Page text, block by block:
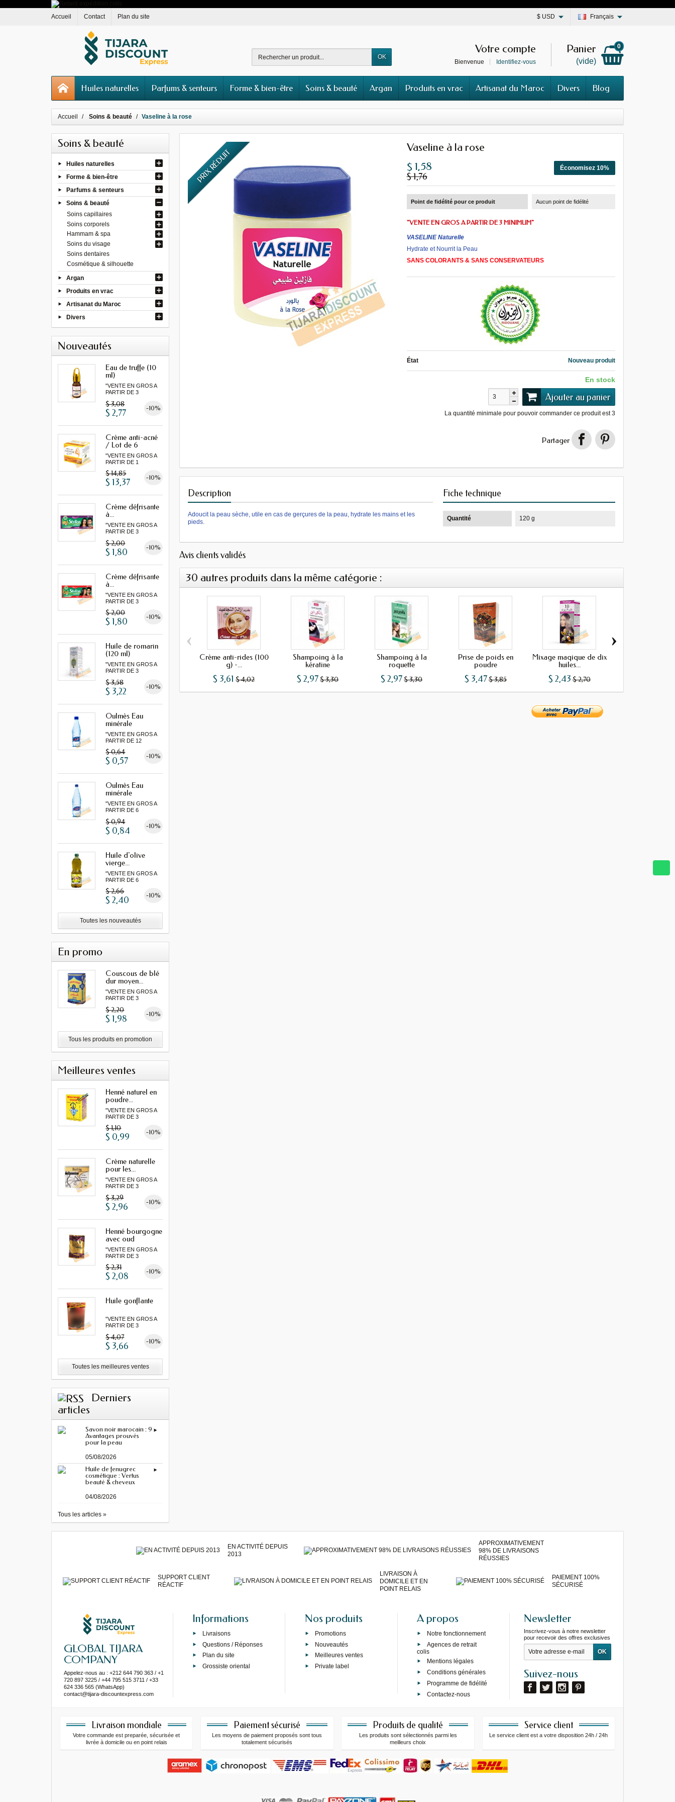
Accueil Contact Plan du site Français
$ USD
OK
Panier
(vide)
0
Votre compte
Bienvenue Identifiez-vous
Huiles naturelles Parfums & senteurs Forme & bien-être Soins & beauté Argan Produits en vrac Artisanat du Maroc Divers Blog
Accueil Soins & beauté Vaseline à la rose
Soins & beauté
Huiles naturelles
Forme & bien-être
Parfums & senteurs
Soins & beauté
Soins capillaires
Soins corporels
Hammam & spa
Soins du visage
Soins dentaires
Cosmétique & silhouette
Argan
Produits en vrac
Artisanat du Maroc
Divers
Nouveautés
Eau de truffe (10
ml)
"VENTE EN GROS A
PARTIR DE 3
$ 3,08 -10%
$ 2,77
Crème anti-acné
/ Lot de 6
"VENTE EN GROS A
PARTIR DE 1
$ 14,85 -10%
$ 13,37
Crème défrisante
à...
"VENTE EN GROS A
PARTIR DE 3
$ 2,00 -10%
$ 1,80
Crème défrisante
à...
"VENTE EN GROS A
PARTIR DE 3
$ 2,00 -10%
$ 1,80
Huile de romarin
(120 ml)
"VENTE EN GROS A
PARTIR DE 3
$ 3,58 -10%
$ 3,22
Oulmès Eau
minérale
gazeuse...
"VENTE EN GROS A
PARTIR DE 12
$ 0,64 -10%
$ 0,57
Oulmès Eau
minérale
gazeuse...
"VENTE EN GROS A
PARTIR DE 6
$ 0,94 -10%
$ 0,84
Huile d'olive
vierge...
"VENTE EN GROS A
PARTIR DE 6
$ 2,66 -10%
$ 2,40
Toutes les nouveautés
En promo
Couscous de blé
dur moyen...
"VENTE EN GROS A
PARTIR DE 3
$ 2,20 -10%
$ 1,98
Tous les produits en promotion
Meilleures ventes
Henné naturel en
poudre...
"VENTE EN GROS A
PARTIR DE 3
$ 1,10 -10%
$ 0,99
Crème naturelle
pour les...
"VENTE EN GROS A
PARTIR DE 3
$ 3,29 -10%
$ 2,96
Henné bourgogne
avec oud
"VENTE EN GROS A
PARTIR DE 3
$ 2,31 -10%
$ 2,08
Huile gonflante
"VENTE EN GROS A
PARTIR DE 3
$ 4,07 -10%
$ 3,66
Toutes les meilleures ventes
Derniers
articles
Savon noir marocain : 9
Avantages prouvés
pour la peau
05/08/2026
Huile de fenugrec
cosmétique : Vertus
beauté & cheveux
04/08/2026
Tous les articles »
PRIX RÉDUIT
Vaseline à la rose
Économisez 10%
$ 1,58
$ 1,76
Point de fidélité pour ce produit Aucun point de fidélité
"VENTE EN GROS A PARTIR DE 3 MINIMUM"
VASELINE Naturelle
Hydrate et Nourrit la Peau
SANS COLORANTS & SANS CONSERVATEURS
État Nouveau produit
En stock
Ajouter au panier
La quantité minimale pour pouvoir commander ce produit est3
Partager
Description
Adoucit la peau sèche, utile en cas de gerçures de la peau, hydrate les mains et les
pieds.
Fiche technique
Quantité 120 g
Avis clients validés
30 autres produits dans la même catégorie :
Crème anti-rides (100
g) -...
$ 3,61 $ 4,02
Shampoing à la
kératine
$ 2,97$ 3,30
Shampoing à la
roquette
$ 2,97$ 3,30
Prise de poids en
poudre
$ 3,47$ 3,85
Mixage maqique de dix
huiles...
$ 2,43 $ 2,70
‹ ›
EN ACTIVITÉ DEPUIS
2013
APPROXIMATIVEMENT
98% DE LIVRAISONS
RÉUSSIES
SUPPORT CLIENT
RÉACTIF
LIVRAISON À
DOMICILE ET EN
POINT RELAIS
PAIEMENT 100%
SÉCURISÉ
GLOBAL TIJARA
COMPANY
Appelez-nous au : +212 644 790 363 / +1
720 897 3225 / +44 795 515 3711 / +33
624 336 565 (WhatsApp)
contact@tijara-discountexpress.com
Informations
Livraisons
Questions / Réponses
Plan du site
Grossiste oriental
Nos produits
Promotions
Nouveautés
Meilleures ventes
Private label
A propos
Notre fonctionnement
Agences de retrait
colis
Mentions légales
Conditions générales
Programme de fidélité
Contactez-nous
Newsletter
Inscrivez-vous à notre newsletter
pour recevoir des offres exclusives
Suivez-nous
Livraison mondiale
Votre commande est preparée, sécurisée et
livrée à domicile ou en point relais
Paiement sécurisé
Les moyens de paiement proposés sont tous
totalement sécurisés
Produits de qualité
Les produits sont sélectionnés parmi les
meilleurs choix
Service client
Le service client est a votre disposition 24h / 24h